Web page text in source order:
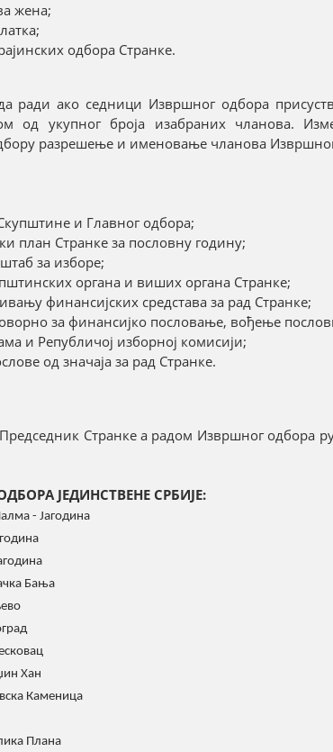
жена;
одбора Странке.
ради ако седници Извршног одбора
од укупног броја изабраних чланова.
разрешење и именовање чланова Извршног
и Главног одбора;
план Странке за пословну годину;
за изборе;
органа и виших органа Странке;
финансијских средстава за рад Странке;
за финансијко пословање, вођење
и Републичој изборној комисији;
од значаја за рад Странке.
Странке а радом Извршног одбора
ЈЕДИНСТВЕНЕ СРБИЈЕ:
- Јагодина
Бања
Хан
Каменица
Плана